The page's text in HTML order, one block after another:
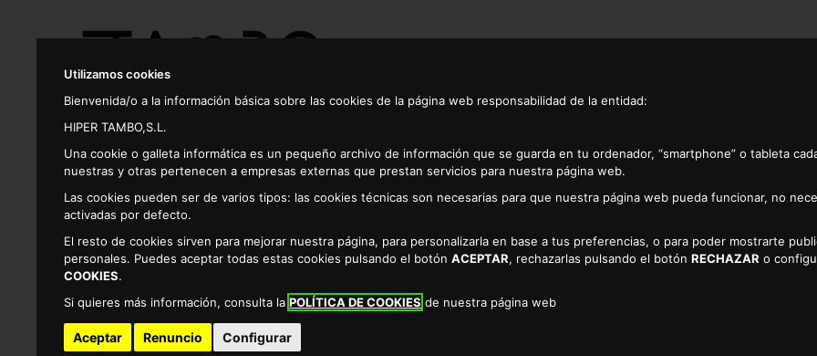
Utilizamos cookies
Bienvenida/o a la información básica sobre las cookies de la página web responsabilidad de la entidad:
HIPER TAMBO,S.L.
Una cookie o galleta informática es un pequeño archivo de información que se guarda en tu ordenador, “smartphone” o tableta
nuestras y otras pertenecen a empresas externas que prestan servicios para nuestra página web.
Las cookies pueden ser de varios tipos: las cookies técnicas son necesarias para que nuestra página web pueda funcionar, no
activadas por defecto.
El resto de cookies sirven para mejorar nuestra página, para personalizarla en base a tus preferencias, o para poder mostrarte
personales. Puedes aceptar todas estas cookies pulsando el botónACEPTAR, rechazarlas pulsando el botónRECHAZAR o
COOKIES.
Si quieres más información, consulta laPOLÍTICA DE COOKIES de nuestra página web
Aceptar Renuncio Configurar
Productos
Frutas y verduras
CHIRIMOYA B/